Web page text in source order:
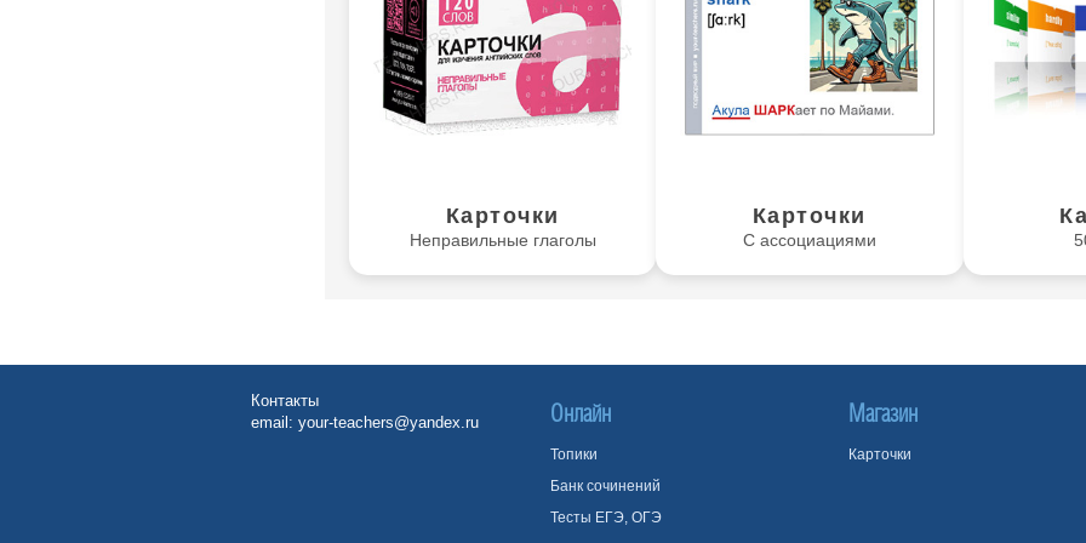
Карточки
Неправильные глаголы
Карточки
С ассоциациями
Контакты
email: your-teachers@yandex.ru Онлайн
Топики
Банк сочинений
Тесты ЕГЭ, ОГЭ
Магазин
Карточки